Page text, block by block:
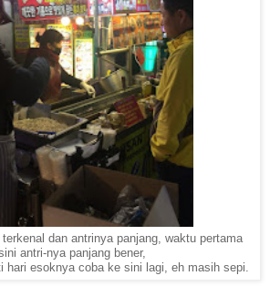
dan antrinya panjang, waktu pertama
antri-nya panjang bener,
hari esoknya coba ke sini lagi, eh masih sepi.